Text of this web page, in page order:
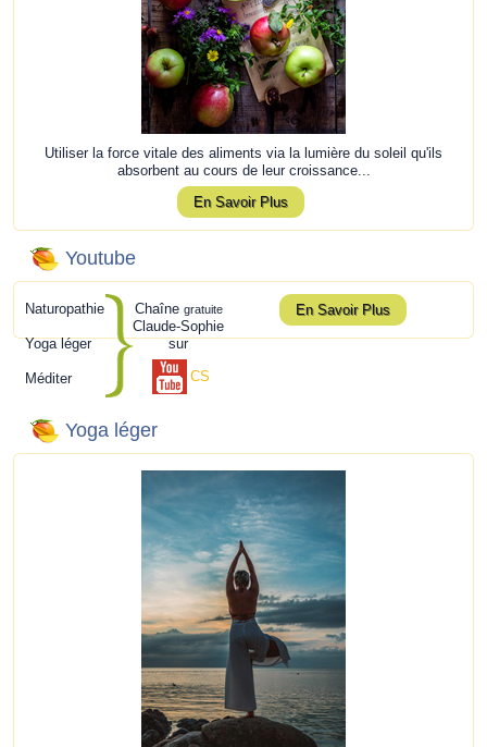
Utiliser la force vitale des aliments via la lumière du soleil qu'ils
absorbent au cours de leur croissance...
En Savoir Plus
Youtube
Naturopathie
Yoga léger
Méditer
Chaîne gratuite
Claude-Sophie
sur
CS
En Savoir Plus
Yoga léger